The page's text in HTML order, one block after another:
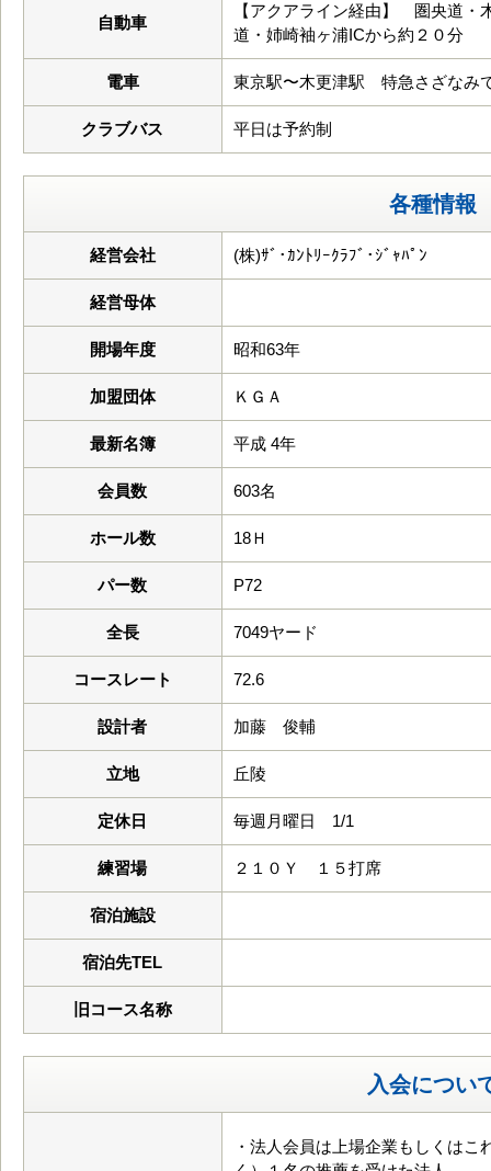
自動車
【アクアライン経由】 圏央道
道・姉崎袖ヶ浦ICから約２０分
電車 東京駅〜木更津駅 特急さざなみ
クラブバス 平日は予約制
各種情報
経営会社 (株)ｻﾞ･ｶﾝﾄﾘｰｸﾗﾌﾞ･ｼﾞｬﾊﾟﾝ
経営母体
開場年度 昭和63年
加盟団体 ＫＧＡ
最新名簿 平成 4年
会員数 603名
ホール数 18Ｈ
パー数 P72
全長 7049ヤード
コースレート 72.6
設計者 加藤 俊輔
立地 丘陵
定休日 毎週月曜日 1/1
練習場 ２１０Ｙ １５打席
宿泊施設
宿泊先TEL
旧コース名称
入会につい
・法人会員は上場企業もしくは